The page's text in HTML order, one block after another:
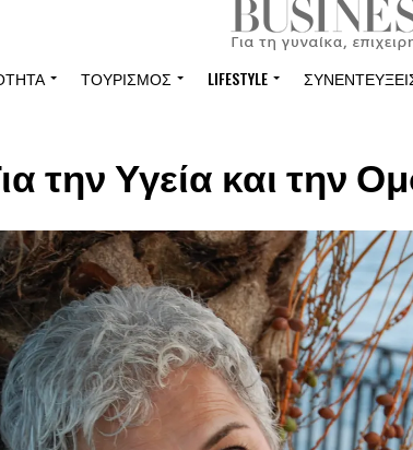
ΤΟΥΡΙΣΜΌΣ LIFESTYLE
την Υγεία και την